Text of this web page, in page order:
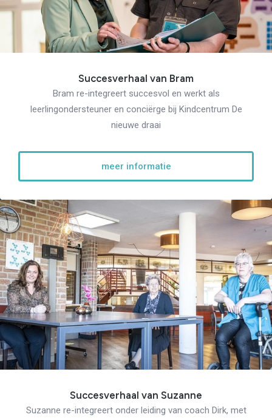
Succesverhaal van Bram
Bram re-integreert succesvol en werkt als
leerlingondersteuner en conciërge bij Kindcentrum De
nieuwe draai
meer informatie
Succesverhaal van Suzanne
Suzanne re-integreert onder leiding van coach Dirk, met